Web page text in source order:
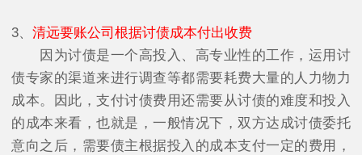
3、 清远要账公司根据讨债成本付出收费
因为讨债是一个高投入、高专业性的工作，运用讨
债专家的渠道来进行调查等都需要耗费大量的人力物力
成本。因此，支付讨债费用还需要从讨债的难度和投入
的成本来看，也就是，一般情况下，双方达成讨债委托
意向之后，需要债主根据投入的成本支付一定的费用，